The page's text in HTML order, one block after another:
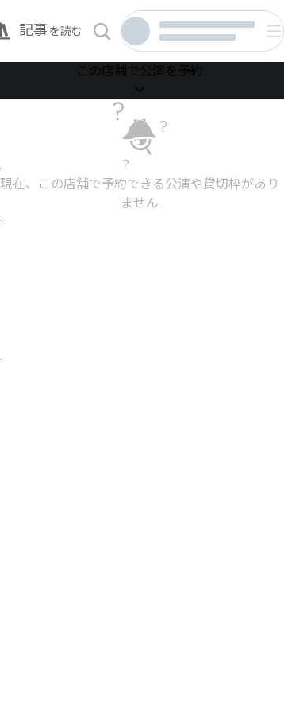
記事 を読む
この店舗で公演を予約
現在、この店舗で予約できる公演や貸切枠があり
ません